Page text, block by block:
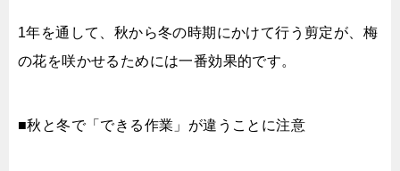
1年を通して、秋から冬の時期にかけて行う剪定が、梅
の花を咲かせるためには一番効果的です。
■秋と冬で「できる作業」が違うことに注意